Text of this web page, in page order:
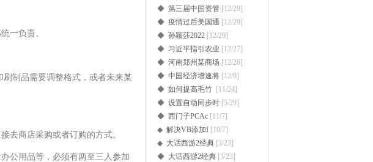
统一负责。
制品需要调整格式，或者未来某
去商店采购或者订购的方式。
公用品等，必须有两至三人参加
◆ 第三届中国资管 [12/29]
◆ 疫情过后美国通 [12/29]
◆ 孙颖莎2022 [12/29]
◆ 习近平指引农业 [12/27]
◆ 河南郑州某商场 [12/26]
◆ 中国经济增速将 [12/9]
◆ 如何提高毛竹 [11/24]
◆ 设置自动同步时 [5/29]
◆ 西门子PCAc [11/7]
◆ 解决VB添加I [10/7]
◆ 大话西游2经典 [3/23]
◆ 大话西游2经典 [3/23]